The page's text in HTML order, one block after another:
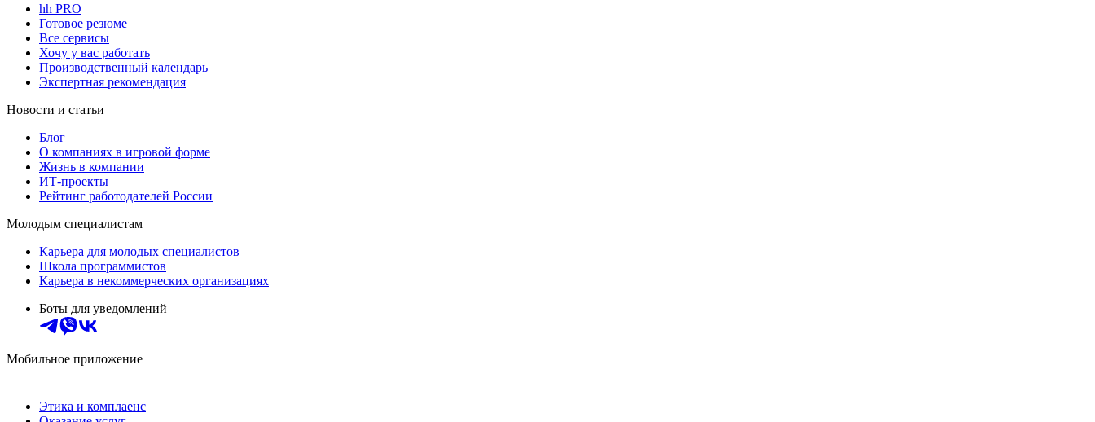
hh PRO
Готовое резюме
Все сервисы
Хочу у вас работать
Производственный календарь
Экспертная рекомендация
Новости и статьи
Блог
О компаниях в игровой форме
Жизнь в компании
ИТ-проекты
Рейтинг работодателей России
Молодым специалистам
Карьера для молодых специалистов
Школа программистов
Карьера в некоммерческих организациях
Боты для уведомлений
Мобильное приложение
Этика и комплаенс